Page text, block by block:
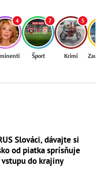
4 7
Šport
5
Krimi
Slováci, dávajte si
od piatka sprísňuje
do krajiny